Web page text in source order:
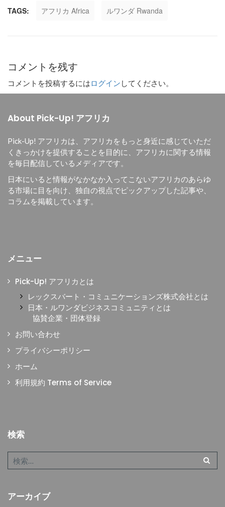
TAGS: アフリカ Africa ルワンダ Rwanda
コメントを残す
コメントを投稿するにはログイン してください。
About Pick-Up! アフリカ
Pick-Up! アフリカは、 アフリカをもっと身近に感じていただ
くきっかけを提供することを目的に、 アフリカに関する情報
を毎日配信しているメディアです。
日本にいると情報がなかなか入ってこないアフリカのあらゆ
る市場に目を向け、独自の視点でピックアップした記事や、
コラムを掲載しています。
メニュー
Pick-Up! アフリカとは
レックスバート・コミュニケーションズ株式会社とは
日本・ルワンダビジネスコミュニティとは
協賛企業・団体登録
お問い合わせ
プライバシーポリシー
ホーム
利用規約 Terms of Service
検索
アーカイブ